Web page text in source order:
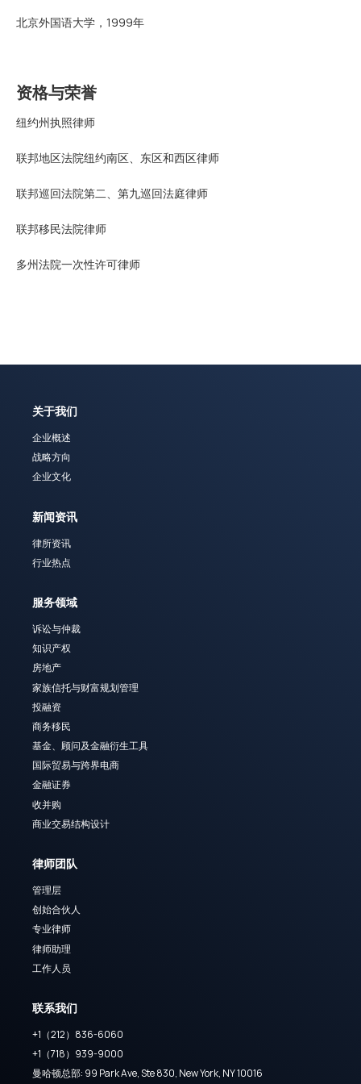
北京外国语大学，1999年
资格与荣誉
纽约州执照律师
联邦地区法院纽约南区、东区和西区律师
联邦巡回法院第二、第九巡回法庭律师
联邦移民法院律师
多州法院一次性许可律师
关于我们
企业概述
战略方向
企业文化
新闻资讯
律所资讯
行业热点
服务领域
诉讼与仲裁
知识产权
房地产
家族信托与财富规划管理
投融资
商务移民
基金、顾问及金融衍生工具
国际贸易与跨界电商
金融证券
收并购
商业交易结构设计
律师团队
管理层
创始合伙人
专业律师
律师助理
工作人员
联系我们
+1（212）836-6060
+1（718）939-9000
曼哈顿总部: 99 Park Ave, Ste 830, New York, NY 10016